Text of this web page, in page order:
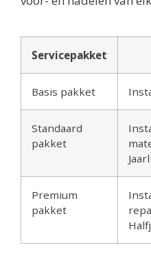
Servicepakket
Basis pakket
Standaard
pakket
Premium
pakket